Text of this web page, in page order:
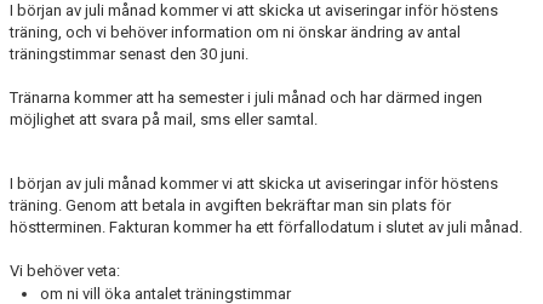
I början av juli månad kommer vi att skicka ut aviseringar inför höstens
träning, och vi behöver information om ni önskar ändring av antal
träningstimmar senast den 30 juni.
Tränarna kommer att ha semester i juli månad och har därmed ingen
möjlighet att svara på mail, sms eller samtal.
I början av juli månad kommer vi att skicka ut aviseringar inför höstens
träning. Genom att betala in avgiften bekräftar man sin plats för
höstterminen. Fakturan kommer ha ett förfallodatum i slutet av juli månad.
Vi behöver veta:
om ni vill öka antalet träningstimmar